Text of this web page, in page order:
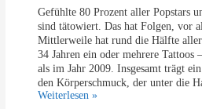
o
r
o
n
a
t
a
g
r
a
m
-
ü
M
i
l
e
Gefühlte 80 Prozent aller Popstars
sind tätowiert. Das hat Folgen, vor
Mittlerweile hat rund die Hälfte
34 Jahren ein oder mehrere Tattoos
als im Jahr 2009. Insgesamt trägt
den Körperschmuck, der unter die
M
Weiterlesen »